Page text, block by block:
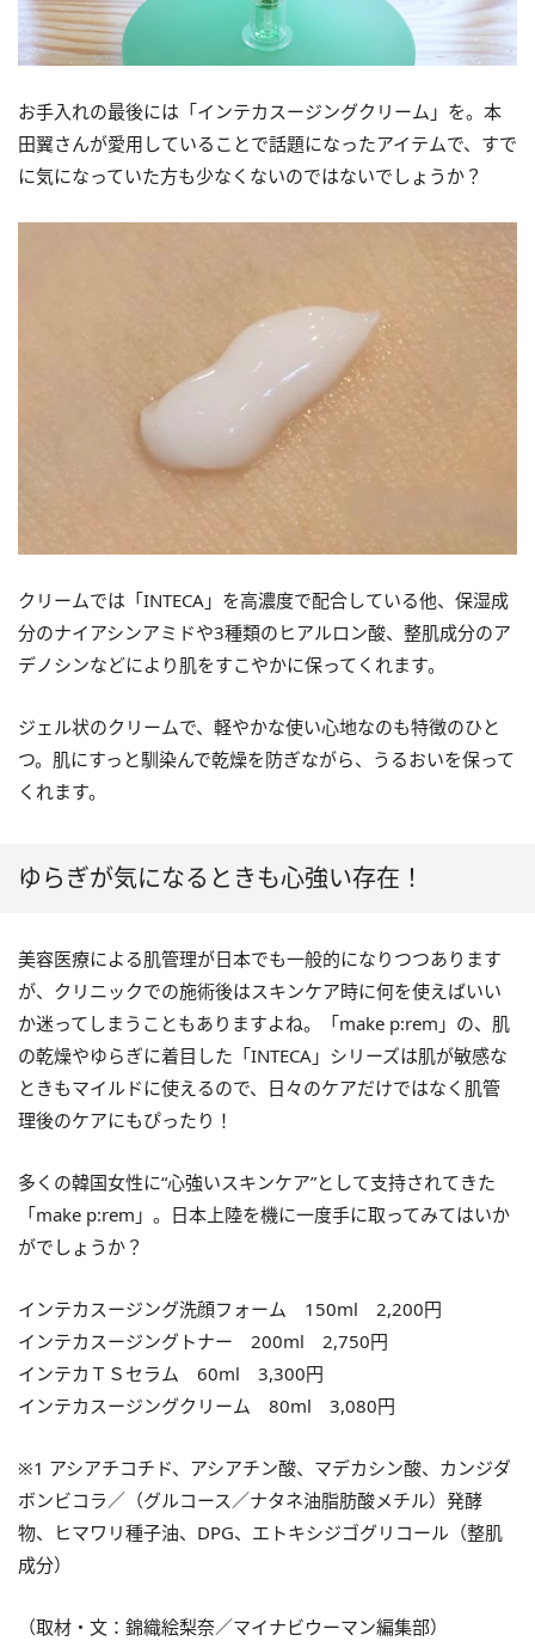
お手入れの最後には「インテカスージングクリーム」を。本
田翼さんが愛用していることで話題になったアイテムで、すで
に気になっていた方も少なくないのではないでしょうか？
クリームでは「INTECA」を高濃度で配合している他、保湿成
分のナイアシンアミドや3種類のヒアルロン酸、整肌成分のア
デノシンなどにより肌をすこやかに保ってくれます。
ジェル状のクリームで、軽やかな使い心地なのも特徴のひと
つ。肌にすっと馴染んで乾燥を防ぎながら、うるおいを保って
くれます。
ゆらぎが気になるときも心強い存在！
美容医療による肌管理が日本でも一般的になりつつあります
が、クリニックでの施術後はスキンケア時に何を使えばいい
か迷ってしまうこともありますよね。「make p:rem」の、肌
の乾燥やゆらぎに着目した「INTECA」シリーズは肌が敏感な
ときもマイルドに使えるので、日々のケアだけではなく肌管
理後のケアにもぴったり！
多くの韓国女性に“心強いスキンケア”として支持されてきた
「make p:rem」。日本上陸を機に一度手に取ってみてはいか
がでしょうか？
インテカスージング洗顔フォーム 150ml 2,200円
インテカスージングトナー 200ml 2,750円
インテカＴＳセラム 60ml 3,300円
インテカスージングクリーム 80ml 3,080円
※1 アシアチコチド、アシアチン酸、マデカシン酸、カンジダ
ボンビコラ／（グルコース／ナタネ油脂肪酸メチル）発酵
物、ヒマワリ種子油、DPG、エトキシジゴグリコール（整肌
成分）
（取材・文：錦織絵梨奈／マイナビウーマン編集部）